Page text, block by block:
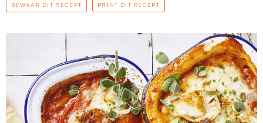
BEWAAR DIT RECEPT PRINT DIT RECEPT